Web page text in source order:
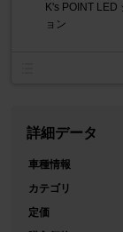
K's POINT LED
ョン
詳細データ
車種情報
カテゴリ
定価